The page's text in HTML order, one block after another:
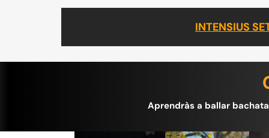
INTENSIUS
Aprendràs a ballar